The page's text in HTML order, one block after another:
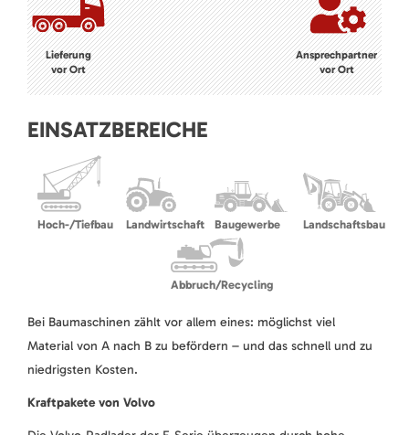
Lieferung
vor Ort
Ansprechpartner
vor Ort
EINSATZBEREICHE
Hoch-/Tiefbau Landwirtschaft Baugewerbe Landschaftsbau
Abbruch/Recycling
Bei Baumaschinen zählt vor allem eines: möglichst viel
Material von A nach B zu befördern – und das schnell und zu
niedrigsten Kosten.
Kraftpakete von Volvo